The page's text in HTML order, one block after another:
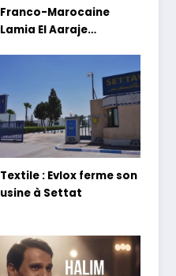
Franco-Marocaine
Lamia El Aaraje
Textile : Evlox ferme son
usine à Settat